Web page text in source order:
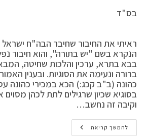
בס"ד
שבט
ראיתי את החיבור שחיבר הבה"ח ישראל
הנקרא בשם "יש בתורה", והוא חיבור
בבא בתרא, ערכין והלכות שחיטה,
ברורה ונעימה את הסוגיות. ובענין
כהונה (ב"ב קכג:) הכא במכירי כהונה
בסוגיא שכיון שרגילים לתת לכהן מסוים
וקיבה זה נחשב…
להמשך קריאה גדרי